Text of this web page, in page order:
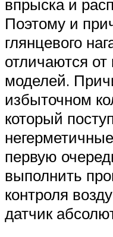
впрыска и
Поэтому и
глянцевого
отличаются
моделей.
избыточном
который
первую
выполнить
контроля
датчик